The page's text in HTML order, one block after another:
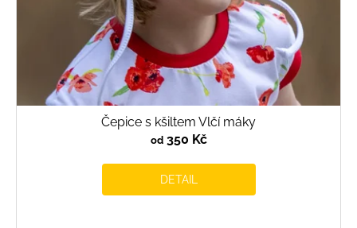
Čepice s kšiltem Vlčí máky
od350 Kč
DETAIL